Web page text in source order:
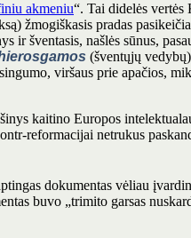
akmeniu“. Tai didelės vertės
žmogiškasis pradas
ir šventasis, našlės sūnus,
(šventųjų
viršaus prie apačios,
kaitino Europos
reformacijai netrukus
dokumentas vėliau
buvo „trimito garsas